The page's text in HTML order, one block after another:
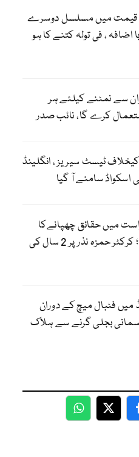
قیمت میں مسلسل دوسرے
اضافہ ، فی تولہ کتنے کا ہو
سے نمٹنے کیلئے ہر
کرے گا، نائب صدر
ٹیسٹ سیریز ، انگلینڈ
میں حقائق چھپانےکا
الزام ثابت؛ کرکٹر حمزہ نذر پر 2 سال کی
میں فٹبال میچ کے دوران
بجلی گرنے سے ہلاک
WhatsApp